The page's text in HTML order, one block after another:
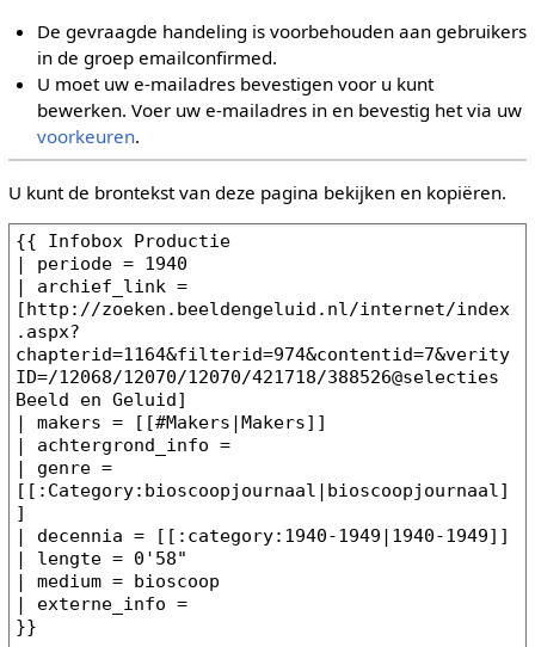
De gevraagde handeling is voorbehouden aan gebruikers
in de groep emailconfirmed.
U moet uw e-mailadres bevestigen voor u kunt
bewerken. Voer uw e-mailadres in en bevestig het via uw
voorkeuren.
U kunt de brontekst van deze pagina bekijken en kopiëren.